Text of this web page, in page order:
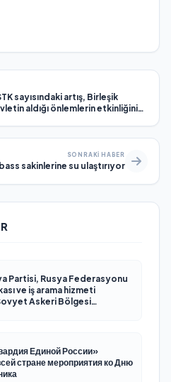
sayısındaki artış, Birleşik
aldığı önlemlerin etkinliğinin
SONRAKI HABER
sakinlerine su ulaştırıyor
Partisi, Rusya Federasyonu
ve iş arama hizmeti
Askeri Bölgesi
Единой России»
стране мероприятия ко Дню